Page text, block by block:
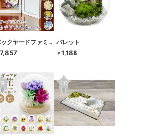
バックヤードファミリー
7,857
パレット
￥1,188